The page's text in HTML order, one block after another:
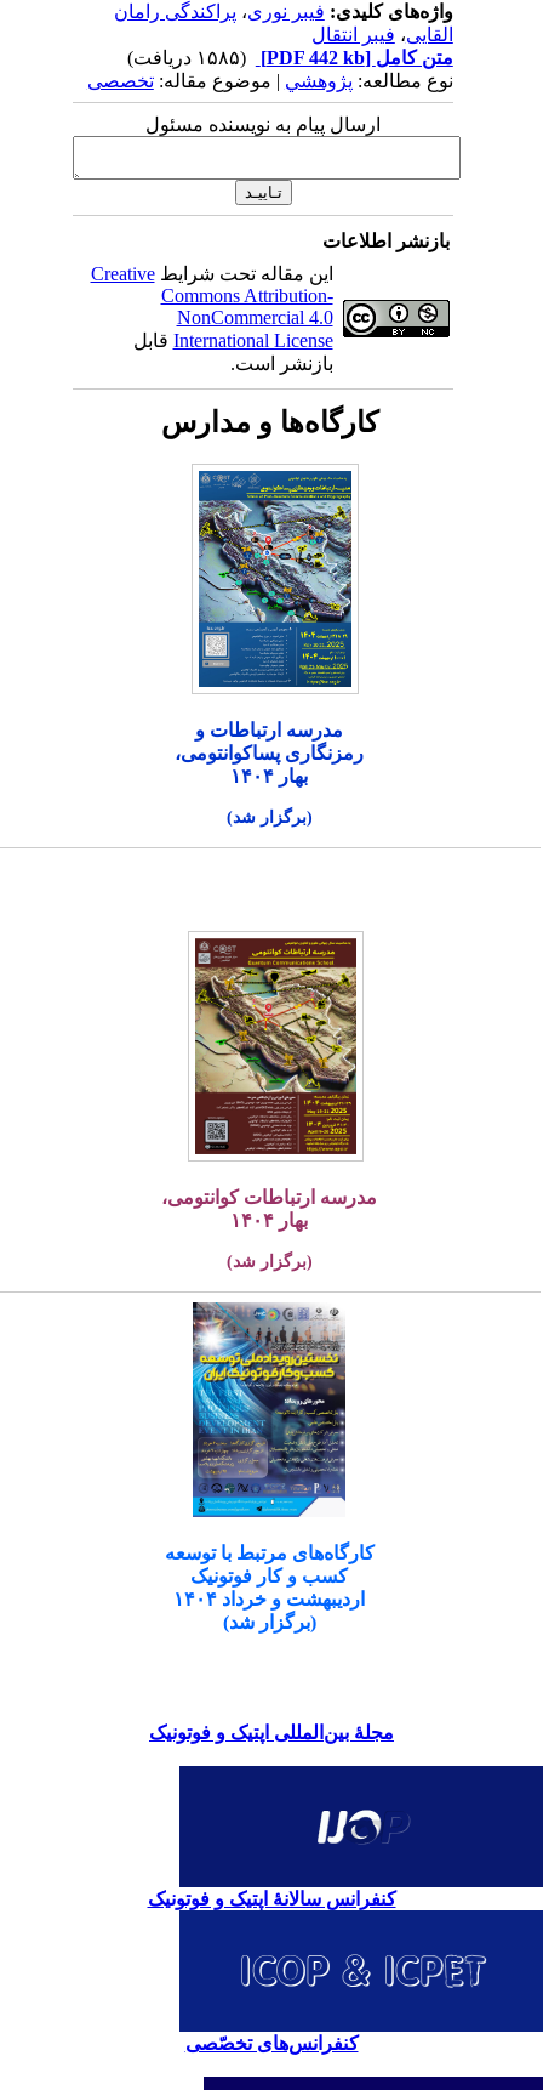
واژه‌های کلیدی:فیبر نوری،پراکندگی رامان
القایی،فیبر انتقال
متن کامل[PDF 442 kb]
نوع مطالعه:پژوهشي| موضوع مقاله:تخصصی
ارسال پیام به نویسنده مسئول
بازنشر اطلاعات
این مقاله تحت شرایطCreative
Commons Attribution-
NonCommercial 4.0
International Licenseقابل
بازنشر است.
کارگاه‌ها و مدارس
مدرسه ارتباطات و
رمزنگاری پساکوانتومی،
بهار ۱۴۰۴
(برگزار شد)
مدرسه ارتباطات کوانتومی،
بهار ۱۴۰۴
(برگزار شد)
کارگاه‌های مرتبط با توسعه
کسب و کار فوتونیک
اردیبهشت و خرداد ۱۴۰۴
(برگزار شد)
مجلۀ بین‌المللی اپتیک و فوتونیک
کنفرانس سالانۀ اپتیک و فوتونیک
کنفرانس‌های تخصّصی